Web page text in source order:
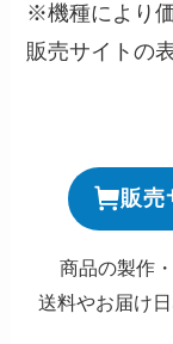
※機種により
販売サイトの
販売
商品の製作
送料やお届け